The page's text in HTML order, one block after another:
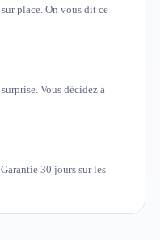
place. On vous dit ce
Vous décidez à
30 jours sur les